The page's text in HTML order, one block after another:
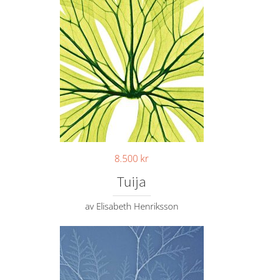
8.500 kr
Tuija
av Elisabeth Henriksson